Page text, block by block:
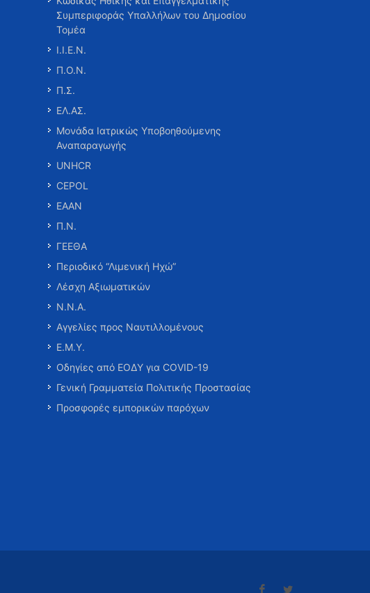
Συμπεριφοράς Υπαλλήλων του Δημοσίου
Τομέα
Ι.Ι.Ε.Ν.
Π.Ο.Ν.
Π.Σ.
ΕΛ.ΑΣ.
Μονάδα Ιατρικώς Υποβοηθούμενης
Αναπαραγωγής
UNHCR
CEPOL
ΕΑΑΝ
Π.Ν.
ΓΕΕΘΑ
Περιοδικό “Λιμενική Ηχώ”
Λέσχη Αξιωματικών
Ν.Ν.Α.
Αγγελίες προς Ναυτιλλομένους
Ε.Μ.Υ.
Οδηγίες από ΕΟΔΥ για COVID-19
Γενική Γραμματεία Πολιτικής Προστασίας
Προσφορές εμπορικών παρόχων